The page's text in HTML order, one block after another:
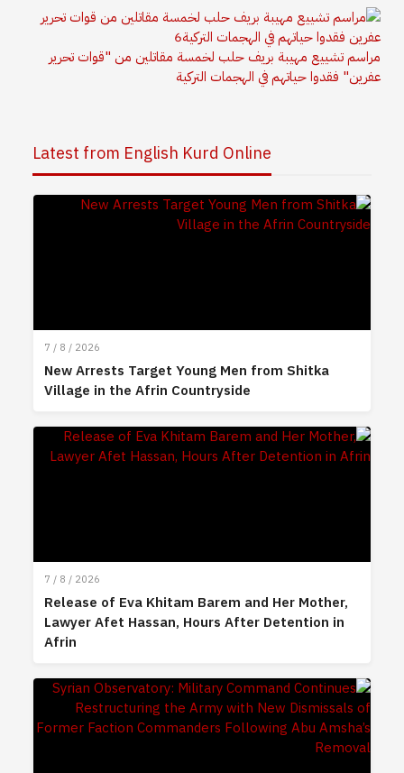
مراسم تشييع مهيبة بريف حلب لخمسة مقاتلين من "قوات تحرير
عفرين" فقدوا حياتهم في الهجمات التركية
Latest from English Kurd Online
7 / 8 / 2026
New Arrests Target Young Men from Shitka
Village in the Afrin Countryside
7 / 8 / 2026
Release of Eva Khitam Barem and Her Mother,
Lawyer Afet Hassan, Hours After Detention in
Afrin